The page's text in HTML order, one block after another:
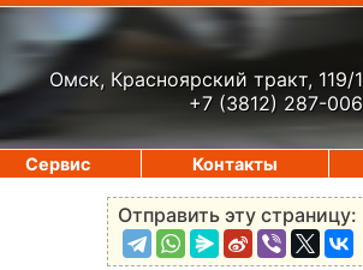
Омск, Красноярский тракт, 119/1
+7 (3812) 287-006
Отправить эту страницу:
Сервис Контакты